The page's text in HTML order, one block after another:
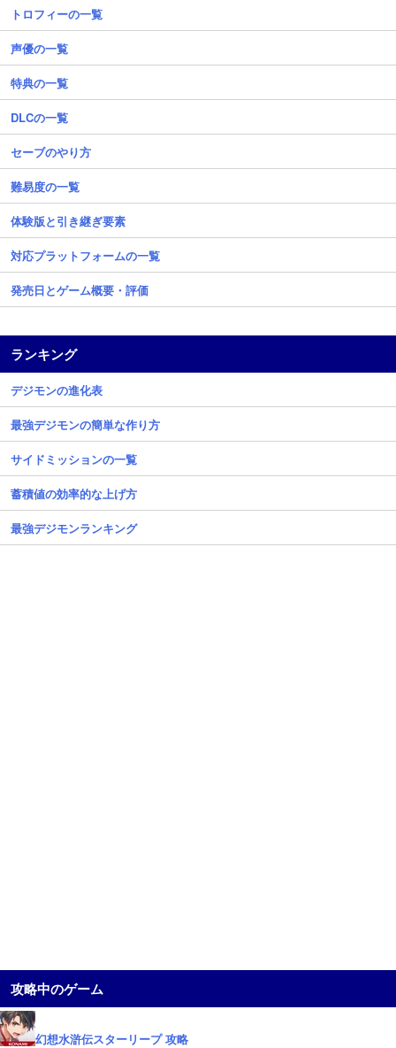
トロフィーの一覧
声優の一覧
特典の一覧
DLCの一覧
セーブのやり方
難易度の一覧
体験版と引き継ぎ要素
対応プラットフォームの一覧
発売日とゲーム概要・評価
ランキング
デジモンの進化表
最強デジモンの簡単な作り方
サイドミッションの一覧
蓄積値の効率的な上げ方
最強デジモンランキング
攻略中のゲーム
幻想水滸伝スターリープ 攻略